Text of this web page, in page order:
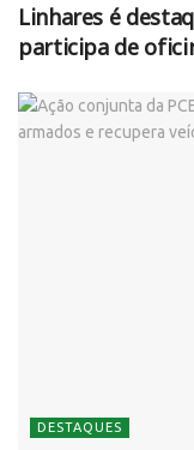
Linhares é
participa de
DESTAQUES